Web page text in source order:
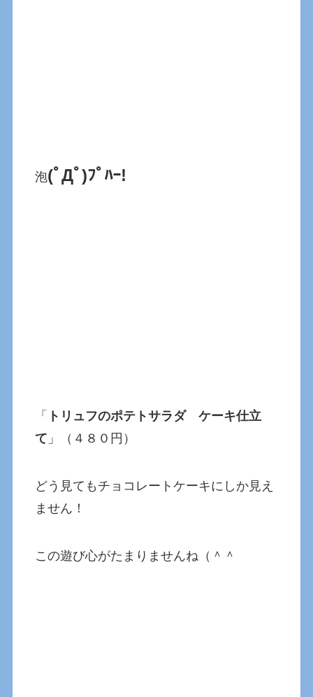
泡(ﾟДﾟ)ﾌﾟﾊｰ!
「
トリュフのポテトサラダ ケーキ仕立
て 」（４８０円）
どう見てもチョコレートケーキにしか見え
ません！
この遊び心がたまりませんね（＾＾